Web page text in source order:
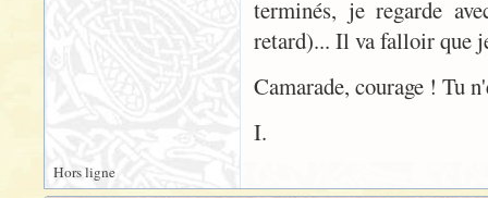
terminés, je regarde
retard)... Il va falloir que
Camarade, courage ! Tu
I.
Hors ligne